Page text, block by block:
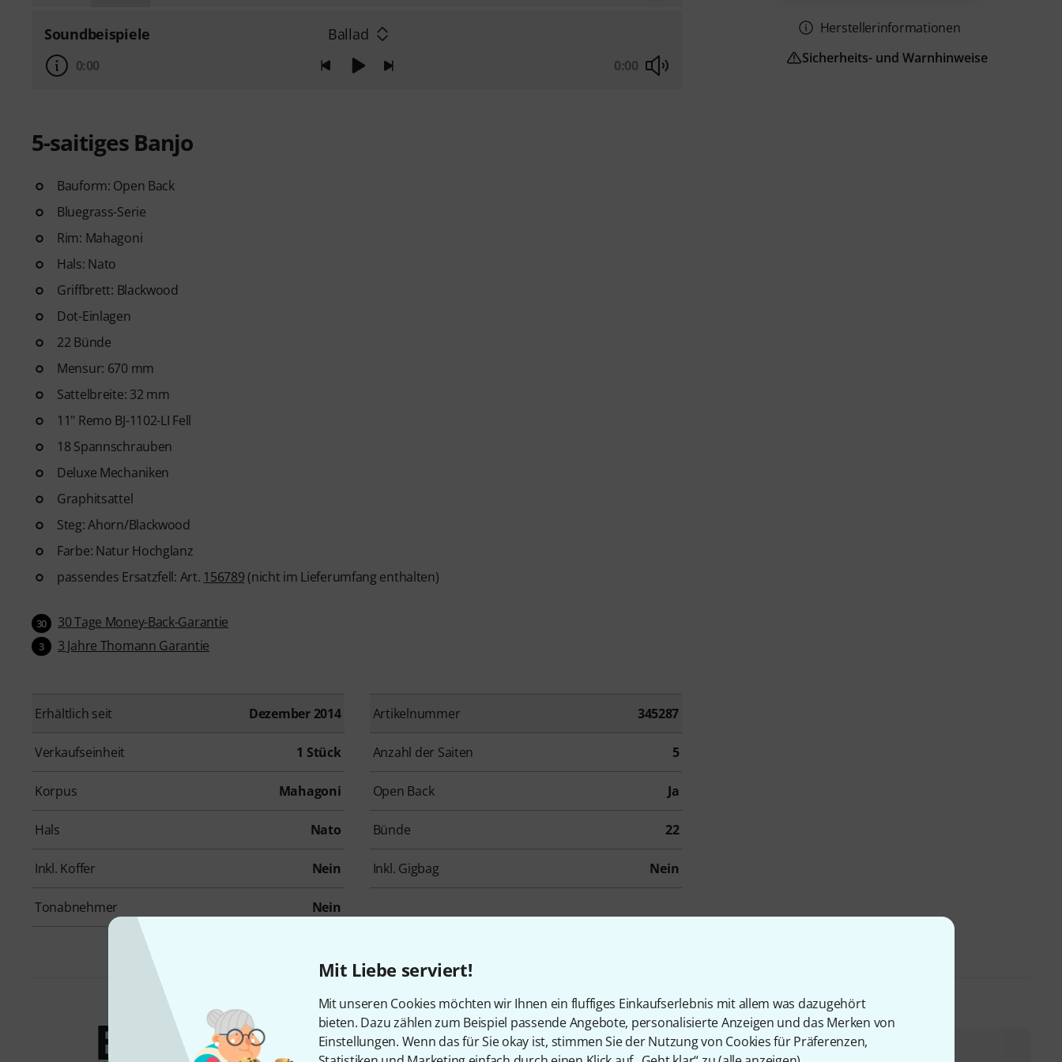
Mit Liebe serviert!
Mit unseren Cookies möchten wir Ihnen ein fluffiges Einkaufserlebnis mit allem was dazugehört
bieten. Dazu zählen zum Beispiel passende Angebote, personalisierte Anzeigen und das Merken von
Einstellungen. Wenn das für Sie okay ist, stimmen Sie der Nutzung von Cookies für Präferenzen,
Soundbeispiele Ballad
0:00 0:00
5-saitiges Banjo
Bauform: Open Back
Bluegrass-Serie
Rim: Mahagoni
Hals: Nato
Griffbrett: Blackwood
Dot-Einlagen
22 Bünde
Mensur: 670 mm
Sattelbreite: 32 mm
11" Remo BJ-1102-LI Fell
18 Spannschrauben
Deluxe Mechaniken
Graphitsattel
Steg: Ahorn/Blackwood
Farbe: Natur Hochglanz
passendes Ersatzfell: Art. 156789 (nicht im Lieferumfang enthalten)
30 30 Tage Money-Back-Garantie
3 3 Jahre Thomann Garantie
Erhältlich seit Dezember 2014 Artikelnummer 345287
Verkaufseinheit 1 Stück Anzahl der Saiten 5
Korpus Mahagoni Open Back Ja
Hals Nato Bünde 22
Inkl. Koffer Nein Inkl. Gigbag Nein
Tonabnehmer Nein
Herstellerinformationen
Sicherheits- und Warnhinweise
Bundles & Harley Benton BJO-35Pro 5 Str. Banjo w/Bag Bundle selbst zusammenstellen